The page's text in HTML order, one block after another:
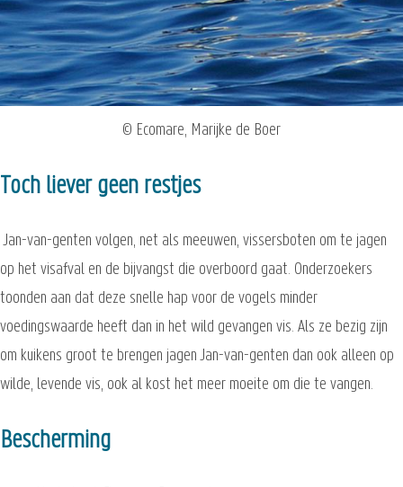
© Ecomare, Marijke de Boer
Toch liever geen restjes
Jan-van-genten volgen, net als meeuwen, vissersboten om te jagen
op het visafval en de bijvangst die overboord gaat. Onderzoekers
toonden aan dat deze snelle hap voor de vogels minder
voedingswaarde heeft dan in het wild gevangen vis. Als ze bezig zijn
om kuikens groot te brengen jagen Jan-van-genten dan ook alleen op
wilde, levende vis, ook al kost het meer moeite om die te vangen.
Bescherming